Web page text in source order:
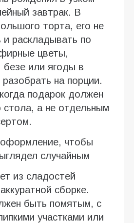
завтрак. В
торта, его не
и раскладывать по
цветы,
или ягоды в
разобрать на порции.
подарок должен
стола, а не отдельным
чтобы
случайным
из сладостей
сборке.
быть помятым, с
участками или